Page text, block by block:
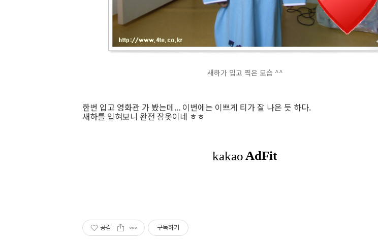
새하가 입고 찍은 모습 ^^
한번 입고 영화관 가 봤는데... 이번에는 이쁘게 티가 잘 나온 듯 하다.
새하를 입혀보니 완전 잠옷이네 ㅎㅎ
공감 구독하기